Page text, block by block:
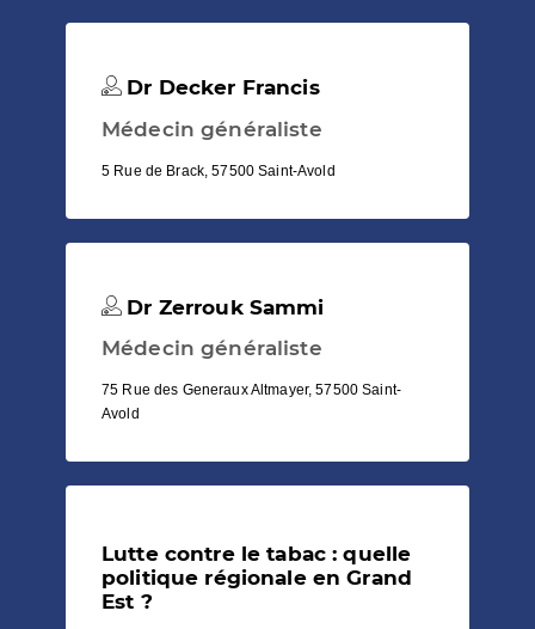
Dr Decker Francis
Médecin généraliste
5 Rue de Brack, 57500 Saint-Avold
Dr Zerrouk Sammi
Médecin généraliste
75 Rue des Generaux Altmayer, 57500 Saint-
Avold
Lutte contre le tabac : quelle
politique régionale en Grand
Est ?